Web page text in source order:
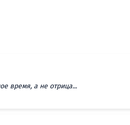
время, а не отрица...